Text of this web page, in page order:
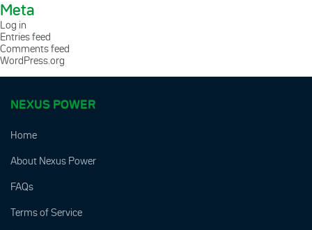
Meta
Log in
Entries feed
Comments feed
WordPress.org
NEXUS POWER
Home
About Nexus Power
FAQs
Terms of Service